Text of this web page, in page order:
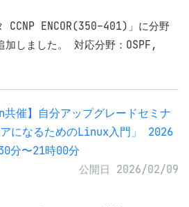
CCNP ENCOR(350-401)」に分野
しました。 対応分野：OSPF,
催】自分アップグレードセミナ
になるためのLinux入門」 2026
分〜21時00分
公開日 2026/02/09